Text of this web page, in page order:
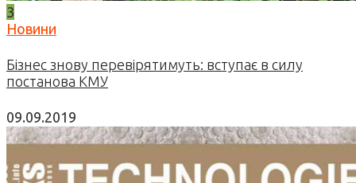
3
Новини
Бізнес знову перевірятимуть: вступає в силу
постанова КМУ
09.09.2019